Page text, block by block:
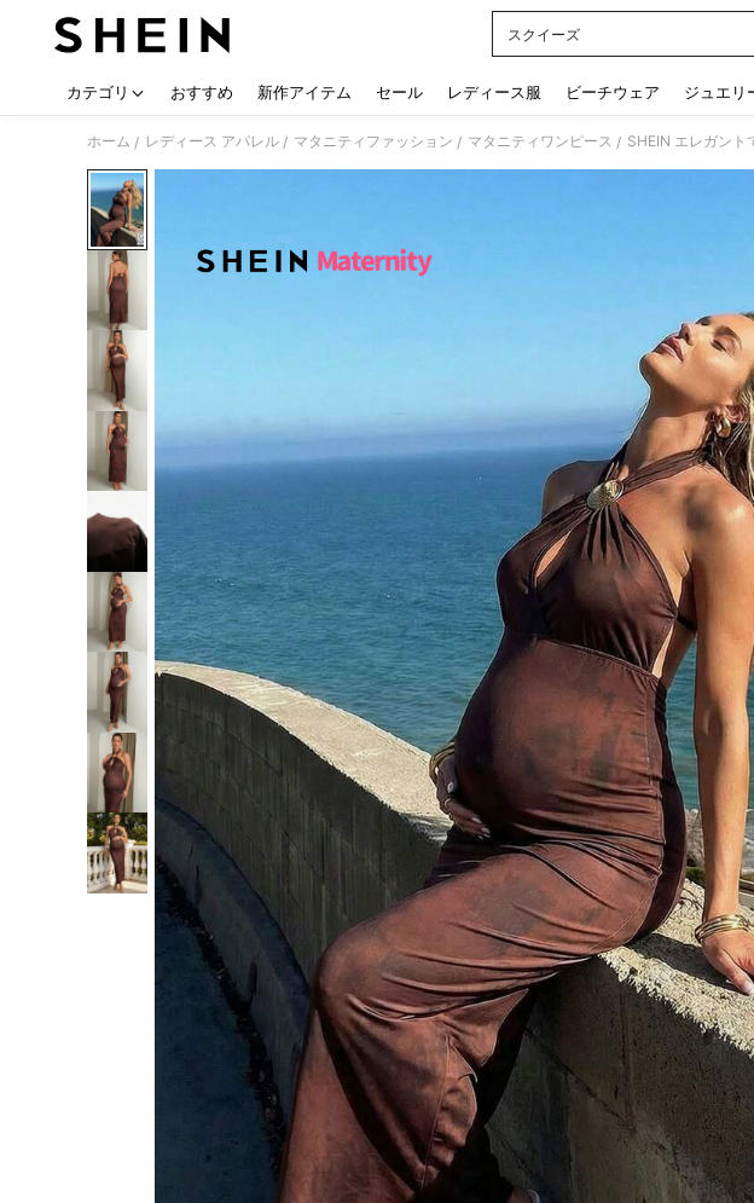
スクイーズ
カテゴリ おすすめ 新作アイテム セール レディース服 ビーチウェア ジュエリ
ホーム / レディース アパレル / マタニティファッション / マタニティワンピース / SHEIN エレガント